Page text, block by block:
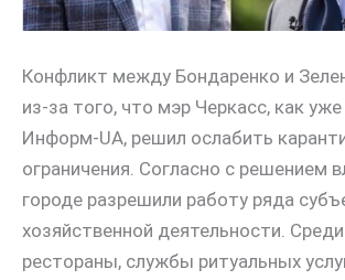
Конфликт между Бондаренко и
из-за того, что мэр Черкасс, как
Информ-UA, решил ослабить
ограничения. Согласно с решением
городе разрешили работу ряда
хозяйственной деятельности.
рестораны, службы ритуальных